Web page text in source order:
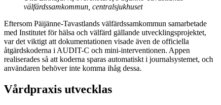
välfärdssamkommun, centralsjukhuset
Eftersom Päijänne-Tavastlands välfärdssamkommun samarbetade
med Institutet för hälsa och välfärd gällande utvecklingsprojektet,
var det viktigt att dokumentationen visade även de officiella
åtgärdskoderna i AUDIT-C och mini-interventionen. Appen
realiserades så att koderna sparas automatiskt i journalsystemet, och
användaren behöver inte komma ihåg dessa.
Vårdpraxis utvecklas